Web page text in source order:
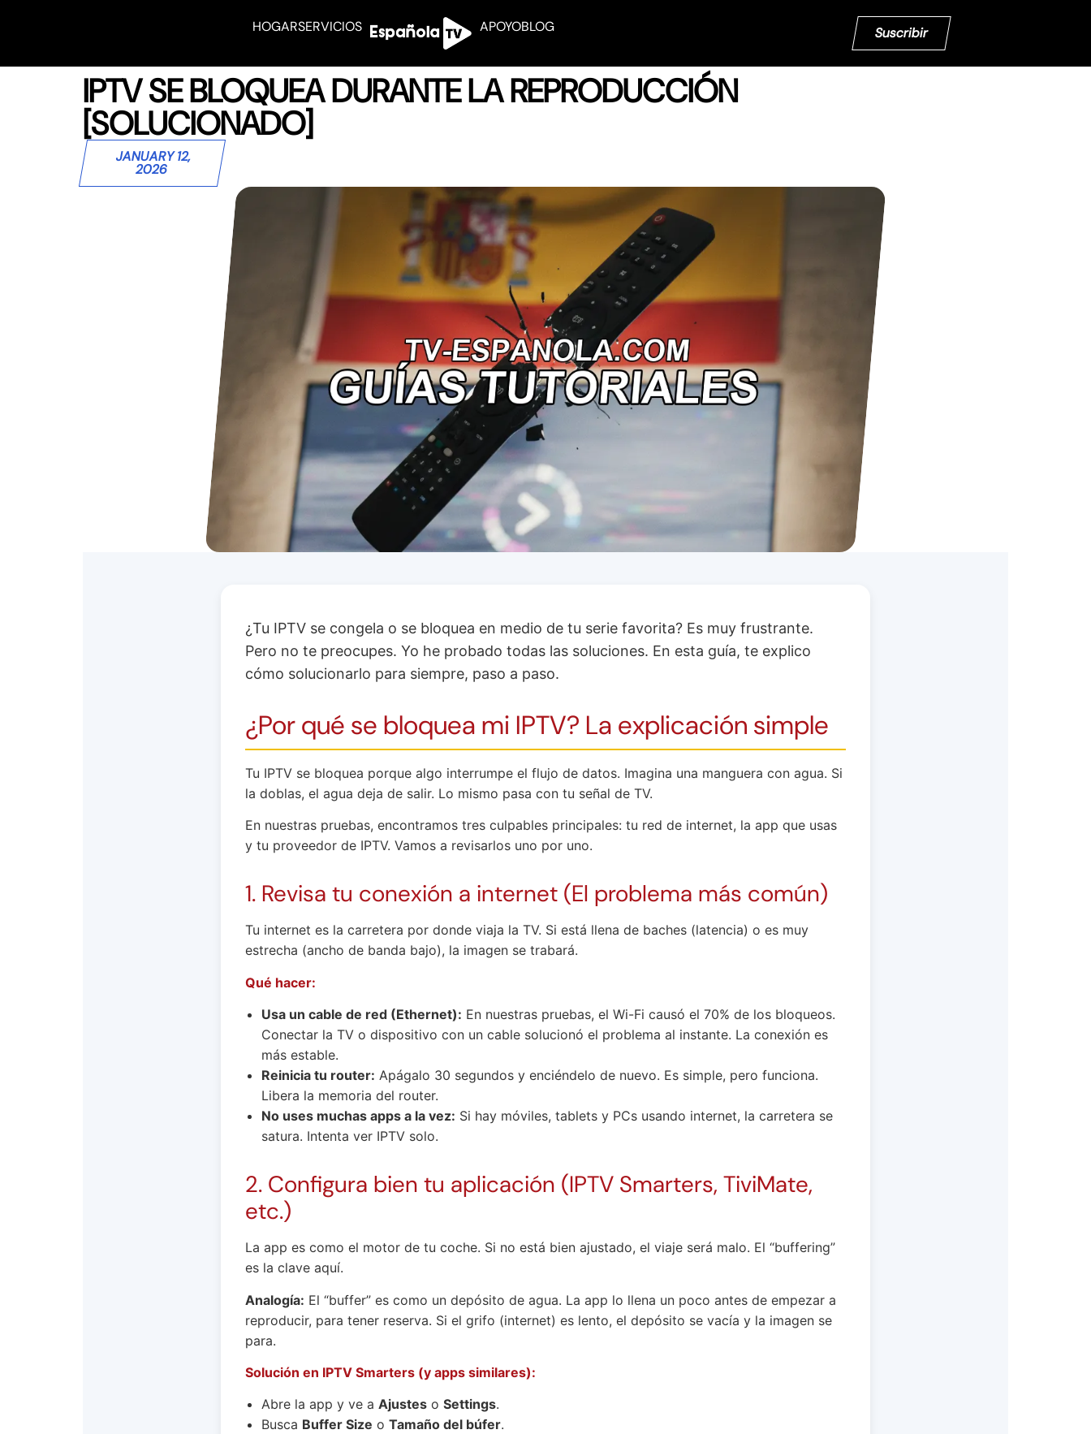
HOGARSERVICIOS APOYOBLOG Suscribir
IPTV SE BLOQUEA DURANTE LA REPRODUCCIÓN
[SOLUCIONADO]
JANUARY 12,
2026
¿Tu IPTV se congela o se bloquea en medio de tu serie favorita? Es muy frustrante.
Pero no te preocupes. Yo he probado todas las soluciones. En esta guía, te explico
cómo solucionarlo para siempre, paso a paso.
¿Por qué se bloquea mi IPTV? La explicación simple
Tu IPTV se bloquea porque algo interrumpe el flujo de datos. Imagina una manguera con agua. Si
la doblas, el agua deja de salir. Lo mismo pasa con tu señal de TV.
En nuestras pruebas, encontramos tres culpables principales: tu red de internet, la app que usas
y tu proveedor de IPTV. Vamos a revisarlos uno por uno.
1. Revisa tu conexión a internet (El problema más común)
Tu internet es la carretera por donde viaja la TV. Si está llena de baches (latencia) o es muy
estrecha (ancho de banda bajo), la imagen se trabará.
Qué hacer:
Usa un cable de red (Ethernet): En nuestras pruebas, el Wi-Fi causó el 70% de los bloqueos.
Conectar la TV o dispositivo con un cable solucionó el problema al instante. La conexión es
más estable.
Reinicia tu router: Apágalo 30 segundos y enciéndelo de nuevo. Es simple, pero funciona.
Libera la memoria del router.
No uses muchas apps a la vez: Si hay móviles, tablets y PCs usando internet, la carretera se
satura. Intenta ver IPTV solo.
2. Configura bien tu aplicación (IPTV Smarters, TiviMate,
etc.)
La app es como el motor de tu coche. Si no está bien ajustado, el viaje será malo. El “buffering”
es la clave aquí.
Analogía: El “buffer” es como un depósito de agua. La app lo llena un poco antes de empezar a
reproducir, para tener reserva. Si el grifo (internet) es lento, el depósito se vacía y la imagen se
para.
Solución en IPTV Smarters (y apps similares):
Abre la app y ve a Ajustes o Settings.
Busca Buffer Size o Tamaño del búfer.